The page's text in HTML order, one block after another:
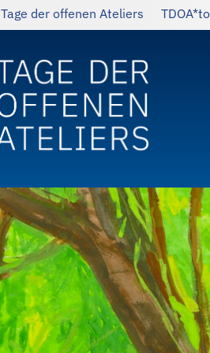
Tage der offenen Ateliers